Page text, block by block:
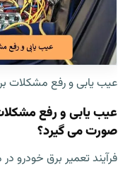
عیب یابی و رفع مشکلات
عیب یابی و رفع
صورت می گیرد؟
فرآیند تعمیر برق خودرو